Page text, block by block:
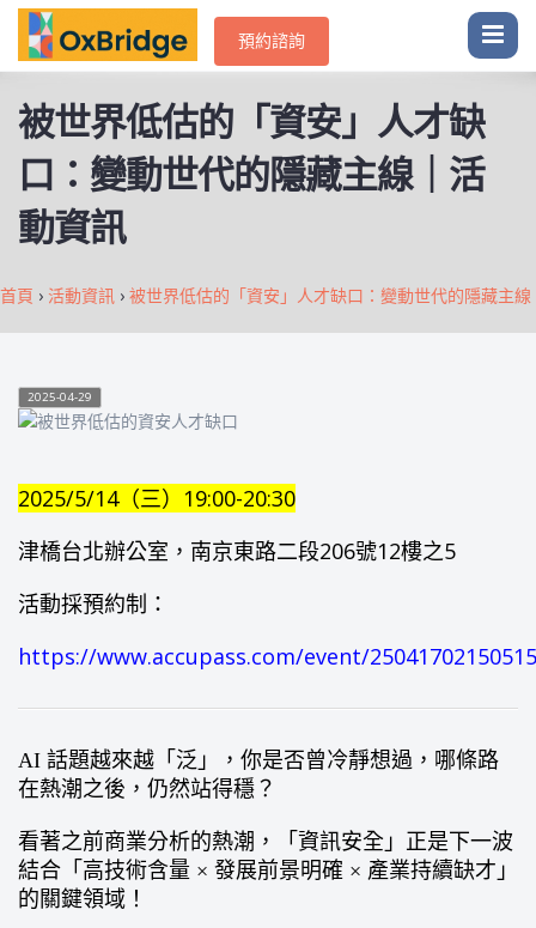
預約諮詢
被世界低估的「資安」人才缺
口：變動世代的隱藏主線｜活
動資訊
首頁 › 活動資訊 › 被世界低估的「資安」人才缺口：變動世代的隱藏主線
2025-04-29
2025/5/14（三）19:00-20:30
津橋台北辦公室，南京東路二段206號12樓之5
活動採預約制：
https://www.accupass.com/event/
AI 話題越來越「泛」，你是否曾冷靜想過，哪條路
在熱潮之後，仍然站得穩？
看著之前商業分析的熱潮，「資訊安全」正是下一波
結合「高技術含量 × 發展前景明確 × 產業持續缺才」
的關鍵領域！